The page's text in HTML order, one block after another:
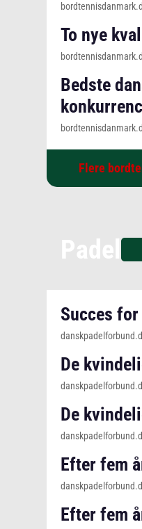
To nye
Bedste
Flere
Succes
De
De
Efter fem
Efter fem